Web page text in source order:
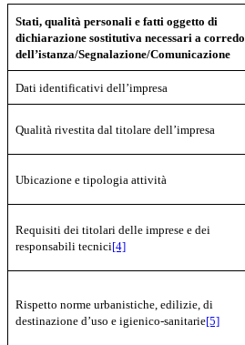
Stati, qualità personali e fatti oggetto di
dichiarazione sostitutiva necessari a corredo
dell’istanza/Segnalazione/Comunicazione
Dati identificativi dell’impresa
Qualità rivestita dal titolare dell’impresa
Ubicazione e tipologia attività
Requisiti dei titolari delle imprese e dei
responsabili tecnici[4]
Rispetto norme urbanistiche, edilizie, di
destinazione d’uso e igienico-sanitarie[5]